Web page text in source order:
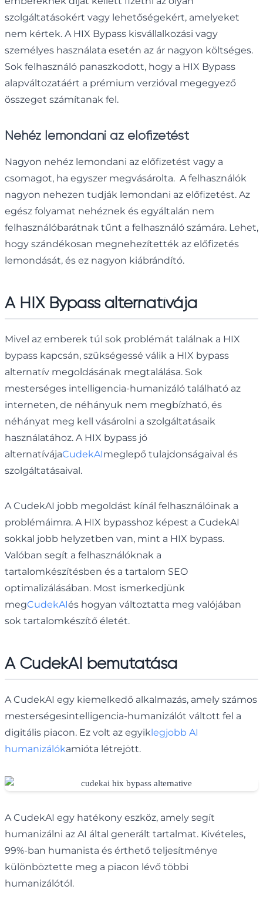
szolgáltatásokért vagy lehetőségekért, amelyeket
nem kértek. A HIX Bypass kisvállalkozási vagy
személyes használata esetén az ár nagyon költséges.
Sok felhasználó panaszkodott, hogy a HIX Bypass
alapváltozatáért a prémium verzióval megegyező
összeget számítanak fel.
Nehéz lemondani az előfizetést
Nagyon nehéz lemondani az előfizetést vagy a
csomagot, ha egyszer megvásárolta. A felhasználók
nagyon nehezen tudják lemondani az előfizetést. Az
egész folyamat nehéznek és egyáltalán nem
felhasználóbarátnak tűnt a felhasználó számára. Lehet,
hogy szándékosan megnehezítették az előfizetés
lemondását, és ez nagyon kiábrándító.
A HIX Bypass alternatívája
Mivel az emberek túl sok problémát találnak a HIX
bypass kapcsán, szükségessé válik a HIX bypass
alternatív megoldásának megtalálása. Sok
mesterséges intelligencia-humanizáló található az
interneten, de néhányuk nem megbízható, és
néhányat meg kell vásárolni a szolgáltatásaik
használatához. A HIX bypass jó
alternatívájaCudekAImeglepő tulajdonságaival és
szolgáltatásaival.
A CudekAI jobb megoldást kínál felhasználóinak a
problémáimra. A HIX bypasshoz képest a CudekAI
sokkal jobb helyzetben van, mint a HIX bypass.
Valóban segít a felhasználóknak a
tartalomkészítésben és a tartalom SEO
optimalizálásában. Most ismerkedjünk
megCudekAIés hogyan változtatta meg valójában
sok tartalomkészítő életét.
A CudekAI bemutatása
A CudekAI egy kiemelkedő alkalmazás, amely számos
mesterségesintelligencia-humanizálót váltott fel a
digitális piacon. Ez volt az egyiklegjobb AI
humanizálókamióta létrejött.
A CudekAI egy hatékony eszköz, amely segít
humanizálni az AI által generált tartalmat. Kivételes,
99%-ban humanista és érthető teljesítménye
különböztette meg a piacon lévő többi
humanizálótól.